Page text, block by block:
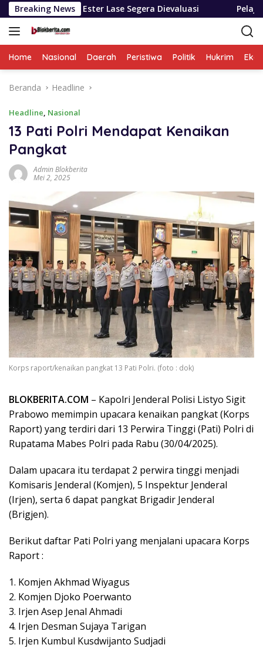
Langsung
ke
konten
Breaking News
Ester Lase Segera Dievaluasi Pelajar Nias Utara
Home Nasional Daerah Peristiwa Politik Hukrim
Beranda Headline
Headline, Nasional
13 Pati Polri Mendapat Kenaikan
Pangkat
Admin Blokberita
Mei 2, 2025
Korps raport/kenaikan pangkat 13 Pati Polri. (foto : dok)
BLOKBERITA.COM – Kapolri Jenderal Polisi Listyo Sigit
Prabowo memimpin upacara kenaikan pangkat (Korps
Raport) yang terdiri dari 13 Perwira Tinggi (Pati) Polri di
Rupatama Mabes Polri pada Rabu (30/04/2025).
Dalam upacara itu terdapat 2 perwira tinggi menjadi
Komisaris Jenderal (Komjen), 5 Inspektur Jenderal
(Irjen), serta 6 dapat pangkat Brigadir Jenderal
(Brigjen).
Berikut daftar Pati Polri yang menjalani upacara Korps
Raport :
1. Komjen Akhmad Wiyagus
2. Komjen Djoko Poerwanto
3. Irjen Asep Jenal Ahmadi
4. Irjen Desman Sujaya Tarigan
5. Irjen Kumbul Kusdwijanto Sudjadi